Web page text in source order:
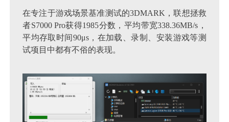
在专注于游戏场景基准测试的3DMARK，联想拯救
者S7000 Pro获得1985分数，平均带宽338.36MB/s，
平均存取时间90μs，在加载、录制、安装游戏等测
试项目中都有不俗的表现。